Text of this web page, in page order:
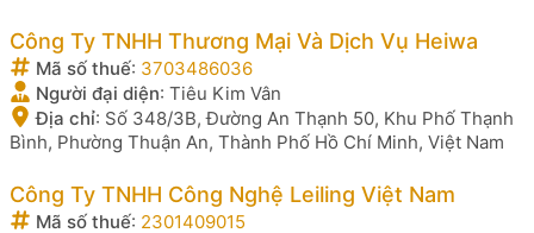
Công Ty TNHH Thương Mại Và Dịch Vụ Heiwa
Mã số thuế: 3703486036
Người đại diện: Tiêu Kim Vân
Địa chỉ: Số 348/3B, Đường An Thạnh 50, Khu Phố Thạnh
Bình, Phường Thuận An, Thành Phố Hồ Chí Minh, Việt Nam
Công Ty TNHH Công Nghệ Leiling Việt Nam
Mã số thuế: 2301409015